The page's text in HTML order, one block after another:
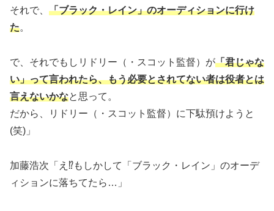
それで、 「ブラック・レイン」のオーディションに行け
た。
で、それでもしリドリー（・スコット監督）が「君じゃな
い」って言われたら、もう必要とされてない者は役者とは
言えないかなと思って。
だから、リドリー（・スコット監督）に下駄預けようと
(笑)」
加藤浩次「え⁉もしかして「ブラック・レイン」のオーデ
ィションに落ちてたら…」